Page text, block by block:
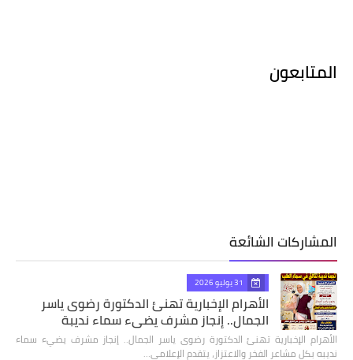
المتابعون
المشاركات الشائعة
31 يوليو 2026
الأهرام الإخبارية تهنئ الدكتورة رضوى ياسر
الجمال.. إنجاز مشرف يضيء سماء نديبة
الأهرام الإخبارية تهنئ الدكتورة رضوى ياسر الجمال.. إنجاز مشرف يضيء سماء
نديبه بكل مشاعر الفخر والاعتزاز، يتقدم الإعلامي…